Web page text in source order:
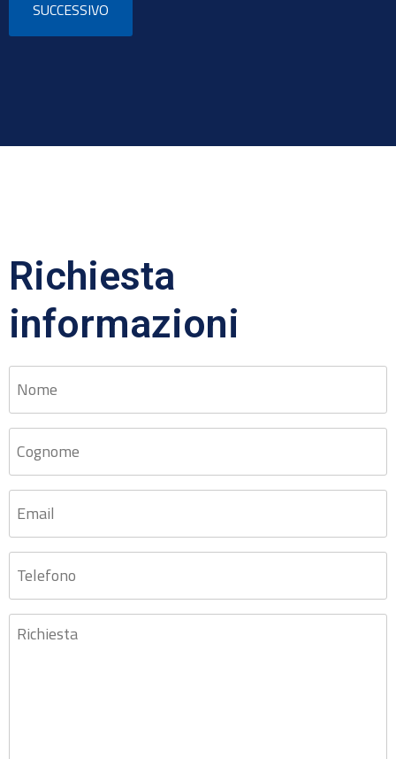
Richiesta
informazioni
Richiesta